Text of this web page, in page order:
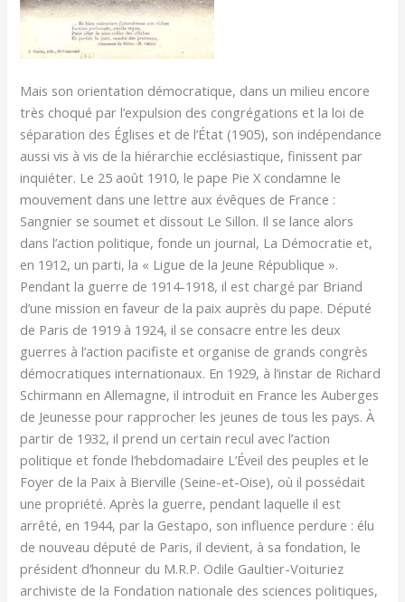
Mais son orientation démocratique, dans un milieu encore
très choqué par l’expulsion des congrégations et la loi de
séparation des Églises et de l’État (1905), son indépendance
aussi vis à vis de la hiérarchie ecclésiastique, finissent par
inquiéter. Le 25 août 1910, le pape Pie X condamne le
mouvement dans une lettre aux évêques de France :
Sangnier se soumet et dissout Le Sillon. Il se lance alors
dans l’action politique, fonde un journal, La Démocratie et,
en 1912, un parti, la « Ligue de la Jeune République ».
Pendant la guerre de 1914-1918, il est chargé par Briand
d’une mission en faveur de la paix auprès du pape. Député
de Paris de 1919 à 1924, il se consacre entre les deux
guerres à l’action pacifiste et organise de grands congrès
démocratiques internationaux. En 1929, à l’instar de Richard
Schirmann en Allemagne, il introduit en France les Auberges
de Jeunesse pour rapprocher les jeunes de tous les pays. À
partir de 1932, il prend un certain recul avec l’action
politique et fonde l’hebdomadaire L’Éveil des peuples et le
Foyer de la Paix à Bierville (Seine-et-Oise), où il possédait
une propriété. Après la guerre, pendant laquelle il est
arrêté, en 1944, par la Gestapo, son influence perdure : élu
de nouveau député de Paris, il devient, à sa fondation, le
président d’honneur du M.R.P. Odile Gaultier-Voituriez
archiviste de la Fondation nationale des sciences politiques,